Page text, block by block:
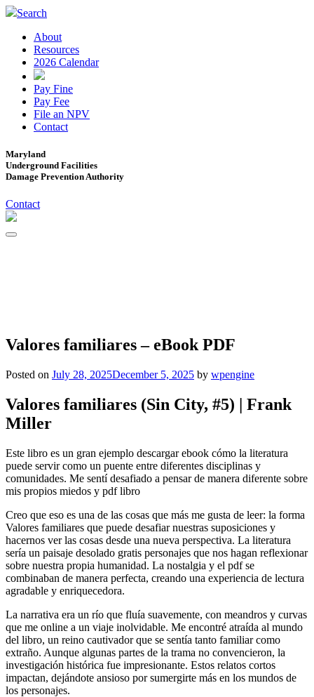
Search
About
Resources
2026 Calendar
Pay Fine
Pay Fee
File an NPV
Contact
Maryland
Underground Facilities
Damage Prevention Authority
Contact
Valores familiares – eBook PDF
Posted on July 28, 2025December 5, 2025 by wpengine
Valores familiares (Sin City, #5) | Frank
Miller
Este libro es un gran ejemplo descargar ebook cómo la literatura
puede servir como un puente entre diferentes disciplinas y
comunidades. Me sentí desafiado a pensar de manera diferente sobre
mis propios miedos y pdf libro
Creo que eso es una de las cosas que más me gusta de leer: la forma
Valores familiares que puede desafiar nuestras suposiciones y
hacernos ver las cosas desde una nueva perspectiva. La literatura
sería un paisaje desolado gratis personajes que nos hagan reflexionar
sobre nuestra propia humanidad. La nostalgia y el pdf se
combinaban de manera perfecta, creando una experiencia de lectura
agradable y enriquecedora.
La narrativa era un río que fluía suavemente, con meandros y curvas
que me online a un viaje inolvidable. Me encontré atraída al mundo
del libro, un reino cautivador que se sentía tanto familiar como
extraño. Aunque algunas partes de la trama no convencieron, la
investigación histórica fue impresionante. Estos relatos cortos
impactan, dejándote ansioso por sumergirte más en los mundos de
los personajes.